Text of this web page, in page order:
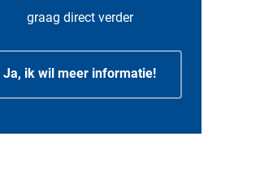
graag direct verder
Ja, ik wil meer informatie!